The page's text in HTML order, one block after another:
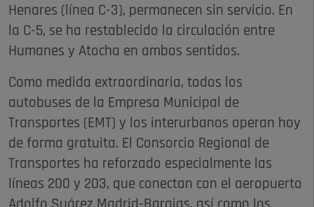
Henares (línea C-3), permanecen sin servicio. En
la C-5, se ha restablecido la circulación entre
Humanes y Atocha en ambos sentidos.
Como medida extraordinaria, todos los
autobuses de la Empresa Municipal de
Transportes (EMT) y los interurbanos operan hoy
de forma gratuita. El Consorcio Regional de
Transportes ha reforzado especialmente las
líneas 200 y 203, que conectan con el aeropuerto